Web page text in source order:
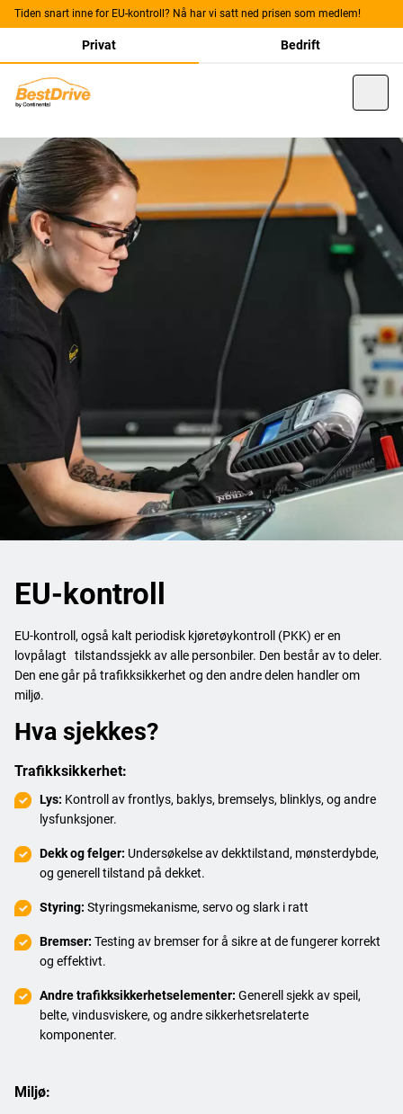
Tiden snart inne for EU-kontroll? Nå har vi satt ned prisen som medlem!
Privat Bedrift
EU-kontroll
EU-kontroll, også kalt periodisk kjøretøykontroll (PKK) er en
lovpålagt tilstandssjekk av alle personbiler. Den består av to deler.
Den ene går på trafikksikkerhet og den andre delen handler om
miljø.
Hva sjekkes?
Trafikksikkerhet:
Lys: Kontroll av frontlys, baklys, bremselys, blinklys, og andre
lysfunksjoner.
Dekk og felger: Undersøkelse av dekktilstand, mønsterdybde,
og generell tilstand på dekket.
Styring: Styringsmekanisme, servo og slark i ratt
Bremser: Testing av bremser for å sikre at de fungerer korrekt
og effektivt.
Andre trafikksikkerhetselementer: Generell sjekk av speil,
belte, vindusviskere, og andre sikkerhetsrelaterte
komponenter.
Miljø: